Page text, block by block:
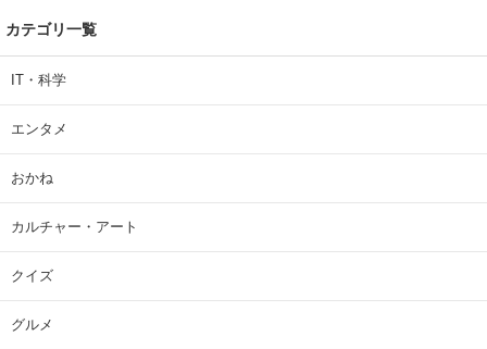
カテゴリ一覧
IT・科学
エンタメ
おかね
カルチャー・アート
クイズ
グルメ